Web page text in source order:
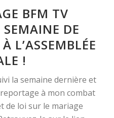
BFM TV
DE
L’ASSEMBLÉE
!
la semaine dernière et
à mon combat
de loi sur le mariage